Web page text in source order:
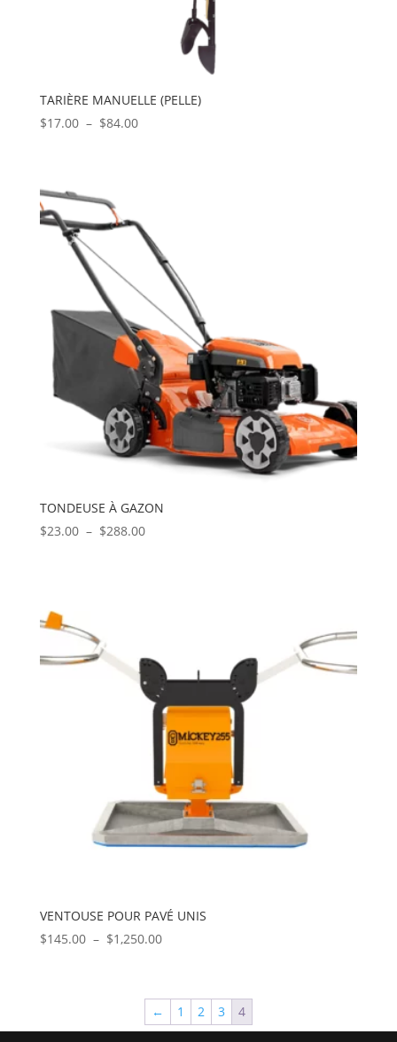
TARIÈRE MANUELLE (PELLE)
$17.00 – $84.00Plage
$84.00
TONDEUSE À GAZON
$23.00 – $288.00Plage
VENTOUSE POUR PAVÉ UNIS
$145.00 – $1,250.00Plage
$145.00
à
← 1 2 3 4